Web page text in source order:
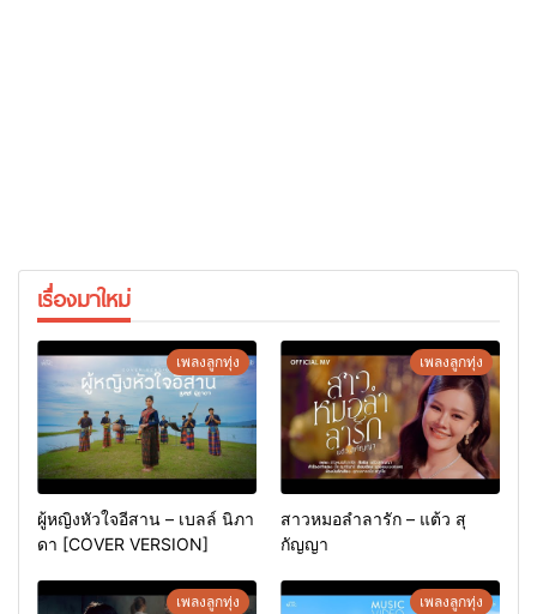
เรื่องมาใหม่
เพลงลูกทุ่ง
ผู้หญิงหัวใจอีสาน – เบลล์ นิภา
ดา [COVER VERSION]
เพลงลูกทุ่ง
สาวหมอลำลารัก – แต้ว สุ
กัญญา
เพลงลูกทุ่ง เพลงลูกทุ่ง